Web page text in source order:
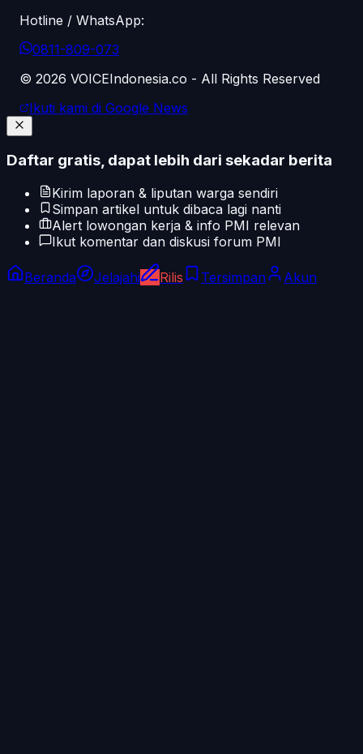
Hotline / WhatsApp:
0811-809-073
© 2026 VOICEIndonesia.co - All Rights Reserved
Ikuti kami di Google News
Daftar gratis, dapat lebih dari sekadar berita
Kirim laporan & liputan warga sendiri
Simpan artikel untuk dibaca lagi nanti
Alert lowongan kerja & info PMI relevan
Ikut komentar dan diskusi forum PMI
Beranda Jelajahi Rilis Tersimpan Akun